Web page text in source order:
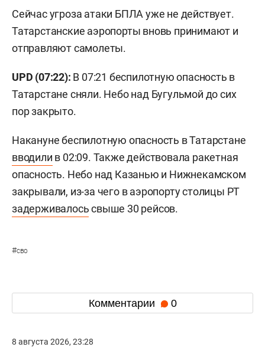
Сейчас угроза атаки БПЛА уже не действует.
Татарстанские аэропорты вновь принимают и
отправляют самолеты.
UPD (07:22): В 07:21 беспилотную опасность в
Татарстане сняли. Небо над Бугульмой до сих
пор закрыто.
Накануне беспилотную опасность в Татарстане
вводили в 02:09. Также действовала ракетная
опасность. Небо над Казанью и Нижнекамском
закрывали, из-за чего в аэропорту столицы РТ
задерживалосьсвыше 30 рейсов.
#сво
Комментарии 0
8 августа 2026, 23:28